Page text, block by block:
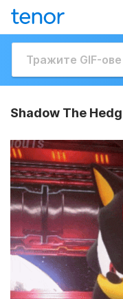
Shadow The